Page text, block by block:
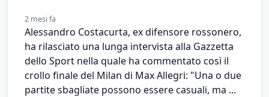
2 mesi fa
Alessandro Costacurta, ex difensore rossonero,
ha rilasciato una lunga intervista alla Gazzetta
dello Sport nella quale ha commentato così il
crollo finale del Milan di Max Allegri: "Una o due
partite sbagliate possono essere casuali, ma ...